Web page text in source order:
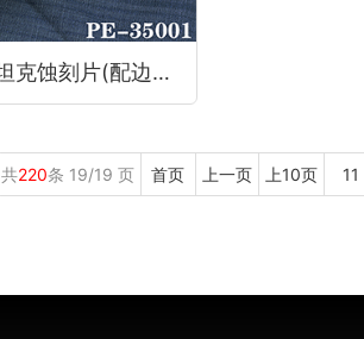
PE-35001 1/35四号G型中型坦克蚀刻片(配边境BT001)
共220条 19/19 页 首页 上一页 上10页 11